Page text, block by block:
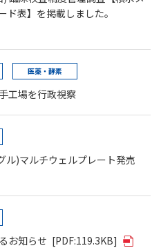
ド表】を掲載しました。
医薬・酵素
工場を行政視察
)マルチウェルプレート発売
お知らせ [PDF:119.3KB]